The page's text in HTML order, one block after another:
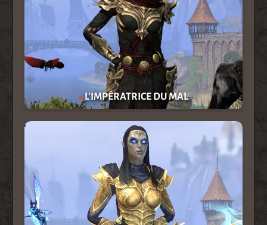
L'IMPÉRATRICE DU MAL